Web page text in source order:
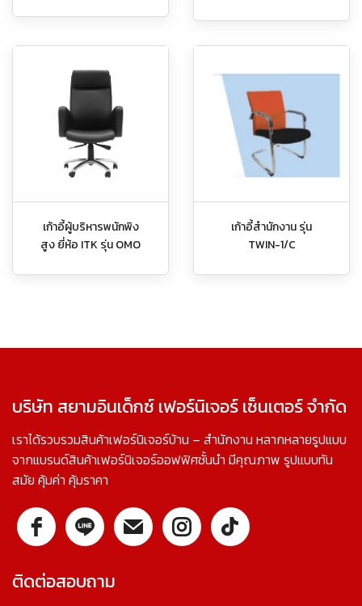
เก้าอี้ผู้บริหารพนักพิง
สูง ยี่ห้อ ITK รุ่น OMO
เก้าอี้สำนักงาน รุ่น
TWIN-1/C
บริษัท สยามอินเด็กซ์ เฟอร์นิเจอร์ เซ็นเตอร์ จำกัด
เราได้รวบรวมสินค้าเฟอร์นิเจอร์บ้าน – สำนักงาน หลากหลายรูปแบบ
จากแบรนด์สินค้าเฟอร์นิเจอร์ออฟฟิศชั้นนำ มีคุณภาพ รูปแบบทัน
สมัย คุ้มค่า คุ้มราคา
ติดต่อสอบถาม